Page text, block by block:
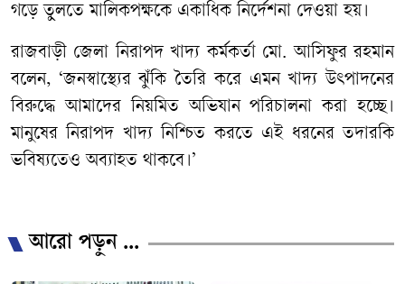
গড়ে তুলতে মালিকপক্ষকে একাধিক নির্দেশনা দেওয়া হয়।
রাজবাড়ী জেলা নিরাপদ খাদ্য কর্মকর্তা মো. আসিফুর রহমান
বলেন, ‘জনস্বাস্থ্যের ঝুঁকি তৈরি করে এমন খাদ্য উৎপাদনের
বিরুদ্ধে আমাদের নিয়মিত অভিযান পরিচালনা করা হচ্ছে।
মানুষের নিরাপদ খাদ্য নিশ্চিত করতে এই ধরনের তদারকি
ভবিষ্যতেও অব্যাহত থাকবে।’
আরো পড়ুন ...